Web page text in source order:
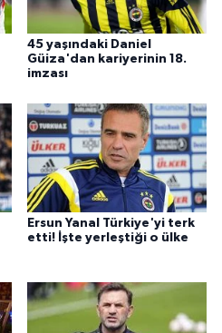
45 yaşındaki Daniel
Güiza'dan kariyerinin 18.
imzası
Ersun Yanal Türkiye'yi terk
etti! İşte yerleştiği o ülke